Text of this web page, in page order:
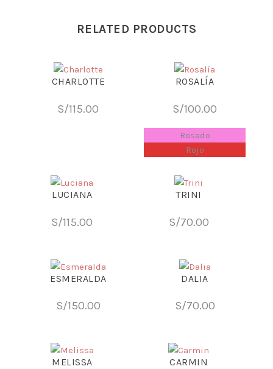
RELATED PRODUCTS
CHARLOTTE
S/115.00
ROSALÍA
S/100.00
Rosado
Rojo
LUCIANA
S/115.00
TRINI
S/70.00
ESMERALDA
S/150.00
DALIA
S/70.00
MELISSA CARMIN